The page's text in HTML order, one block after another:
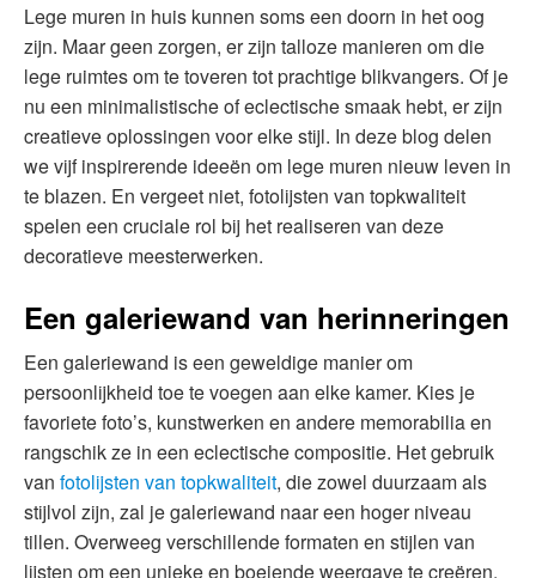
Lege muren in huis kunnen soms een doorn in het oog
zijn. Maar geen zorgen, er zijn talloze manieren om die
lege ruimtes om te toveren tot prachtige blikvangers. Of je
nu een minimalistische of eclectische smaak hebt, er zijn
creatieve oplossingen voor elke stijl. In deze blog delen
we vijf inspirerende ideeën om lege muren nieuw leven in
te blazen. En vergeet niet, fotolijsten van topkwaliteit
spelen een cruciale rol bij het realiseren van deze
decoratieve meesterwerken.
Een galeriewand van herinneringen
Een galeriewand is een geweldige manier om
persoonlijkheid toe te voegen aan elke kamer. Kies je
favoriete foto’s, kunstwerken en andere memorabilia en
rangschik ze in een eclectische compositie. Het gebruik
van fotolijsten van topkwaliteit, die zowel duurzaam als
stijlvol zijn, zal je galeriewand naar een hoger niveau
tillen. Overweeg verschillende formaten en stijlen van
lijsten om een unieke en boeiende weergave te creëren.